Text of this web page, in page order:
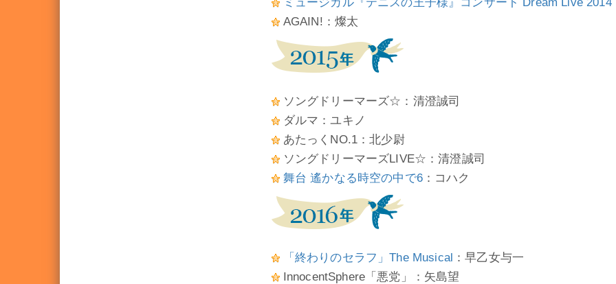
AGAIN!：燦太
ソングドリーマーズ☆：清澄誠司
ダルマ：ユキノ
あたっくNO.1：北少尉
ソングドリーマーズLIVE☆：清澄誠司
舞台 遙かなる時空の中で6：コハク
「終わりのセラフ」The Musical ：早乙女与一
InnocentSphere「悪党」：矢島望